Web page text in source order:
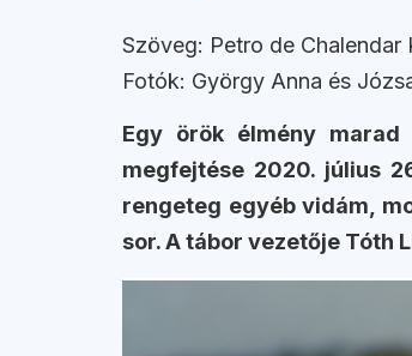
Szöveg: Petro de Chalendar
Fotók: György Anna és
Egy örök élmény marad
megfejtése 2020. július
rengeteg egyéb vidám,
sor. A tábor vezetője Tóth